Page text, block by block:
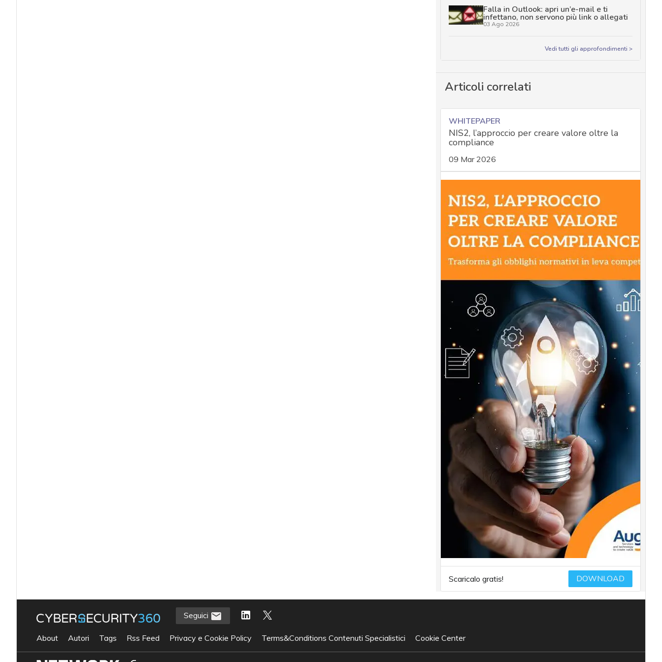
Falla in Outlook: apri un’e-mail e ti
infettano, non servono più link o allegati
03 Ago 2026
Vedi tutti gli approfondimenti >
Articoli correlati
WHITEPAPER
NIS2, l’approccio per creare valore oltre la
compliance
09 Mar 2026
Scaricalo gratis! DOWNLOAD
Seguici
About Autori Tags Rss Feed Privacy e Cookie Policy Terms&Conditions Contenuti Specialistici Cookie Center